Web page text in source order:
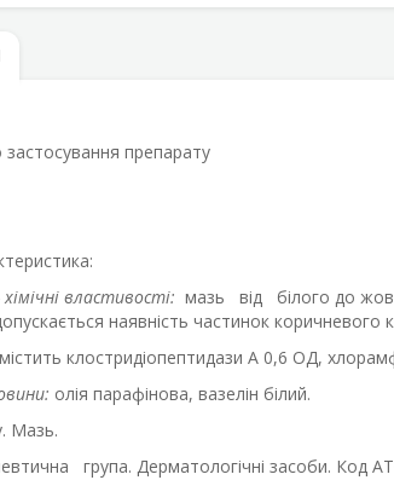
препарату
хімічні властивості: мазь від білого до
наявність частинок коричневого
містить клостридіопептидази А 0,6 ОД,
олія парафінова, вазелін білий.
Мазь.
група. Дерматологічні засоби. Код